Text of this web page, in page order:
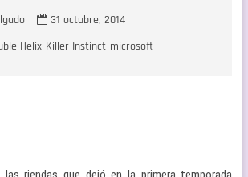
31 octubre, 2014
Helix Killer Instinct microsoft